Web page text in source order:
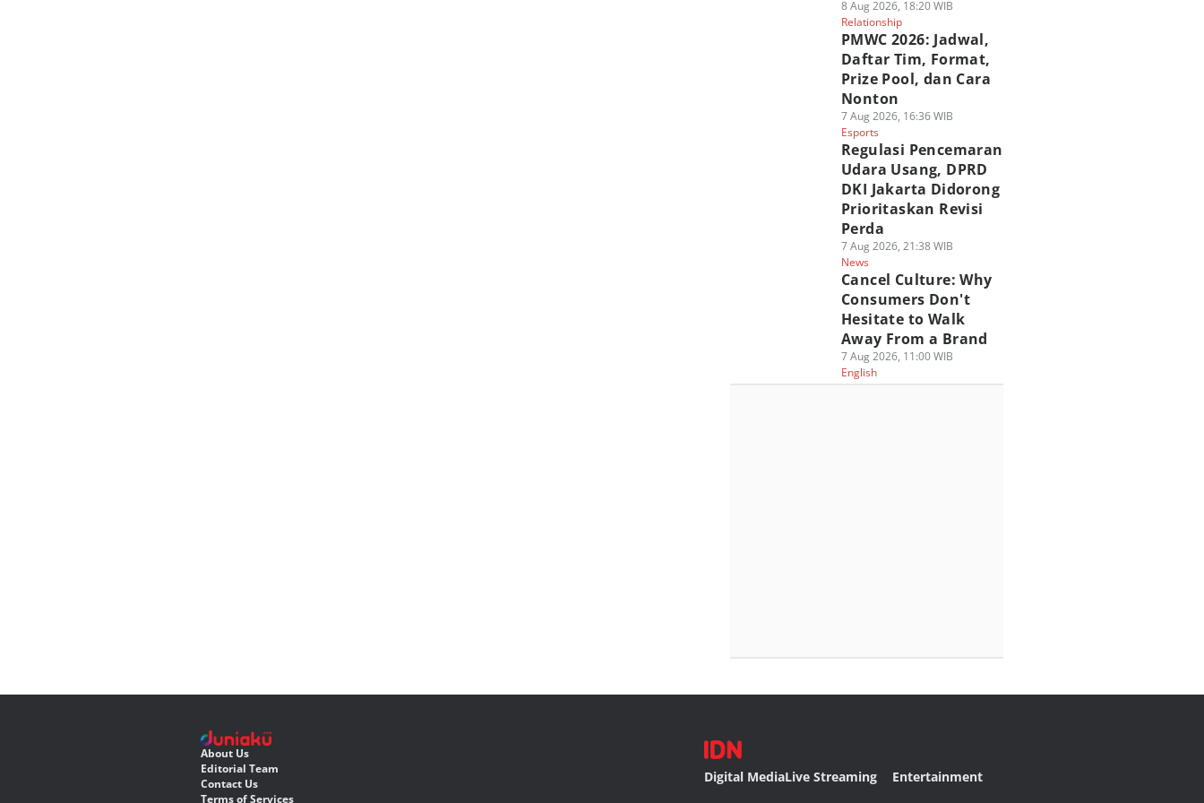
8 Aug 2026, 18:20 WIB
Relationship
PMWC 2026: Jadwal,
Daftar Tim, Format,
Prize Pool, dan Cara
Nonton
7 Aug 2026, 16:36 WIB
Esports
Regulasi Pencemaran
Udara Usang, DPRD
DKI Jakarta Didorong
Prioritaskan Revisi
Perda
7 Aug 2026, 21:38 WIB
News
Cancel Culture: Why
Consumers Don't
Hesitate to Walk
Away From a Brand
7 Aug 2026, 11:00 WIB
English
About Us
Editorial Team
Contact Us
Terms of Services
Digital MediaLive Streaming Entertainment